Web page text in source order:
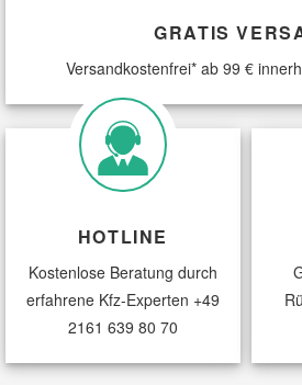
GRATIS
Versandkostenfrei* ab 99 €
HOTLINE
Kostenlose Beratung durch
erfahrene Kfz-Experten +49
2161 639 80 70